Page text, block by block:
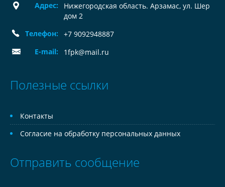
Адрес:
Нижегородская область. Арзамас, ул. Шер
дом 2
Телефон:
+7 9092948887
E-mail:
1fpk@mail.ru
Полезные ссылки
Контакты
Согласие на обработку персональных данных
Отправить сообщение